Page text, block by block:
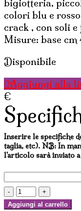
bigiotteria,
colori blu e
crack , con soli
Misure: base cm
Disponibile
Aggiungi alla
€
Inserire le specifiche
taglia, etc). NB: In
l'articolo sarà inviato
PIRAMIDE
SOLE
Aggiungi al carrello